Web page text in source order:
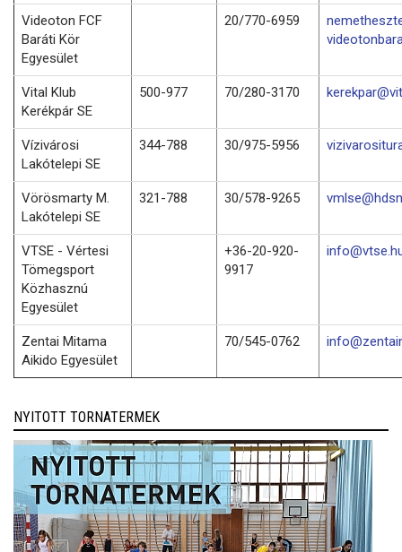
Videoton FCF
Baráti Kör
Egyesület
20/770-6959
Vital Klub
Kerékpár SE
500-977 70/280-3170
Vízivárosi
Lakótelepi SE
344-788 30/975-5956
Vörösmarty M.
Lakótelepi SE
321-788 30/578-9265
VTSE - Vértesi
Tömegsport
Közhasznú
Egyesület
+36-20-920-
9917
Zentai Mitama
Aikido Egyesület
70/545-0762
NYITOTT TORNATERMEK